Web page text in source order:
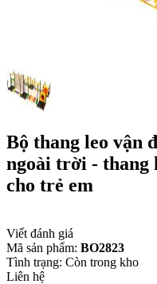
Bộ thang leo vận
ngoài trời - thang
cho trẻ em
Viết đánh giá
Mã sản phẩm: BO2823
Tình trạng: Còn trong kho
Liên hệ